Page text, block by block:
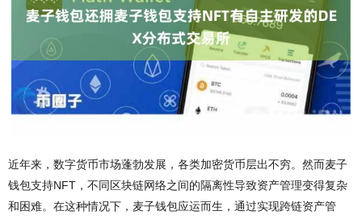
近年来，数字货币市场蓬勃发展，各类加密货币层出不穷。然而麦子
钱包支持NFT，不同区块链网络之间的隔离性导致资产管理变得复杂
和困难。在这种情况下，麦子钱包应运而生，通过实现跨链资产管